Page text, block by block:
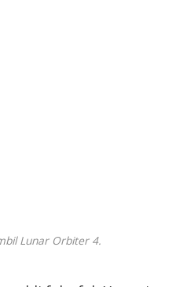
Lunar Orbiter 4.